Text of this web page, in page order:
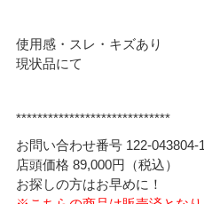
使用感・スレ・キズあり
現状品にて
*****************************
お問い合わせ番号 122-043804-
店頭価格 89,000円（税込）
お探しの方はお早めに！